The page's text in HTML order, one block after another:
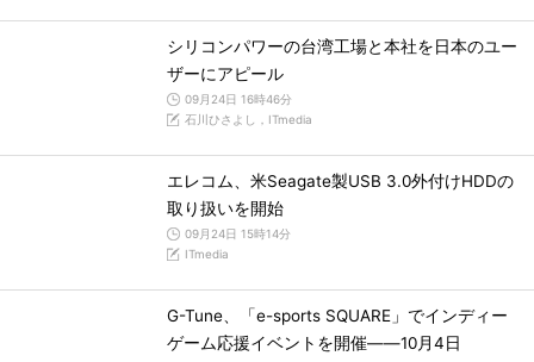
シリコンパワーの台湾工場と本社を日本のユー
ザーにアピール
09月24日 16時46分
石川ひさよし，ITmedia
エレコム、米Seagate製USB 3.0外付けHDDの
取り扱いを開始
09月24日 15時14分
ITmedia
G-Tune、「e-sports SQUARE」でインディー
ゲーム応援イベントを開催――10月4日